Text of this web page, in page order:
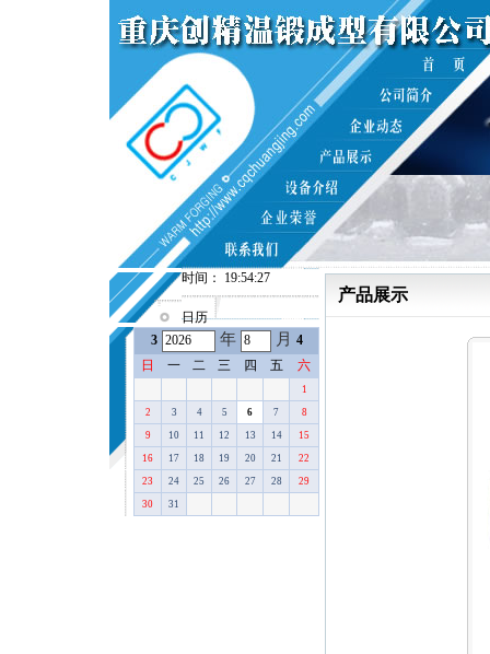
时间： 19:54:27
日历
3
年 月 4
日
一 二 三 四 五 六
1
2 3 4 5 6 7 8
9 10 11 12 13 14 15
16 17 18 19 20 21 22
23 24 25 26 27 28 29
30 31
产品展示